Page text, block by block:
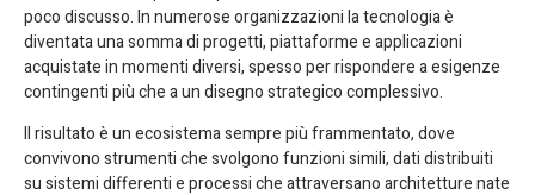
poco discusso. In numerose organizzazioni la tecnologia è
diventata una somma di progetti, piattaforme e applicazioni
acquistate in momenti diversi, spesso per rispondere a esigenze
contingenti più che a un disegno strategico complessivo.
Il risultato è un ecosistema sempre più frammentato, dove
convivono strumenti che svolgono funzioni simili, dati distribuiti
su sistemi differenti e processi che attraversano architetture nate